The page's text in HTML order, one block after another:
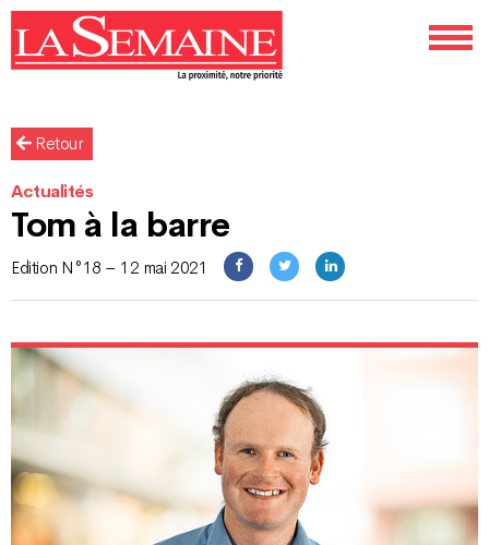
Retour
Actualités
Tom à la barre
Edition N°18 – 12 mai 2021